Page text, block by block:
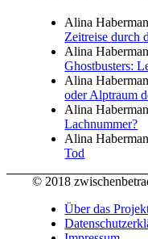
Alina
Zeitreise durch
Alina
Ghostbusters:
Alina
oder Alptraum
Alina
Lachnummer?
Alina
Tod
© 2018
Über das